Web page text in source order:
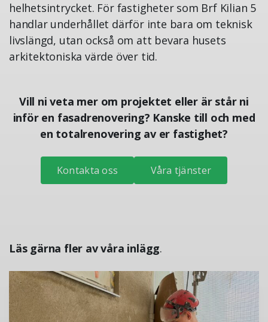
helhetsintrycket. För fastigheter som Brf Kilian 5
handlar underhållet därför inte bara om teknisk
livslängd, utan också om att bevara husets
arkitektoniska värde över tid.
Vill ni veta mer om projektet eller är står ni
inför en fasadrenovering? Kanske till och med
en totalrenovering av er fastighet?
Kontakta oss Våra tjänster
Läs gärna fler av våra inlägg.